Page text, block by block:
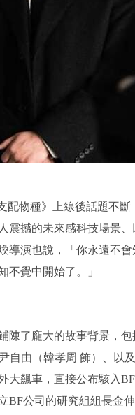
配物種》上線後話題不
震撼的未來感科技場景
導演也說，「你永遠不
不覺中開始了。」
陳了龐大的故事背景，
自由（韓孝周 飾）、以
大飆車，直接公布駭入
BF公司的研究組組長金